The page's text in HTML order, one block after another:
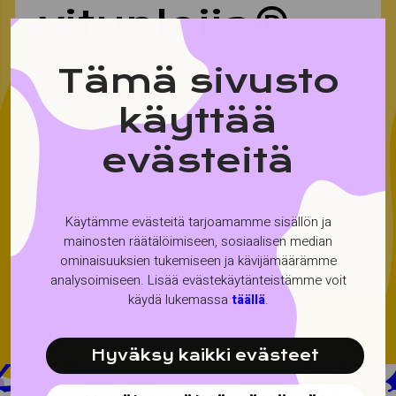
Tämä sivusto
käyttää
evästeitä
Käytämme evästeitä tarjoamamme sisällön ja
mainosten räätälöimiseen, sosiaalisen median
ominaisuuksien tukemiseen ja kävijämäärämme
analysoimiseen. Lisää evästekäytänteistämme voit
käydä lukemassa täällä.
Hyväksy kaikki evästeet
vi­tun­lei­ja®
vitunleija® sai alkunsa second hand -
kauppana, ja vintage-vaatteiden kustomointi on
ollut osa brändin ydintä aivan alusta asti.
Ruisrockissa palataan juurille, kun tarjolla on
uniikkeja, käsin kuratoituja 1 of 1 vintage-
tuotteita, viimeisteltynä rhinestone- ja
screenprint-printeillä.